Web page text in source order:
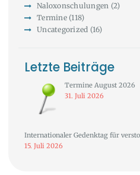
Naloxonschulungen (2)
Termine(118)
Uncategorized (16)
Letzte Beiträge
Termine August 2026
31. Juli 2026
Internationaler Gedenktag für
15. Juli 2026